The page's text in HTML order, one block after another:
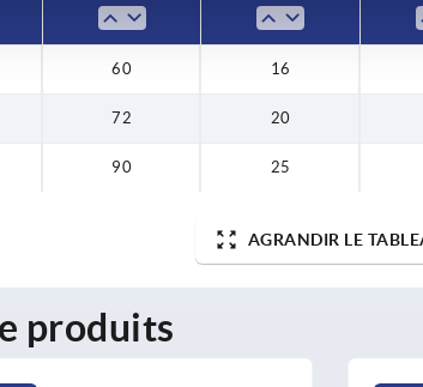
60 16
72 20
90 25
AGRANDIR LE
produits